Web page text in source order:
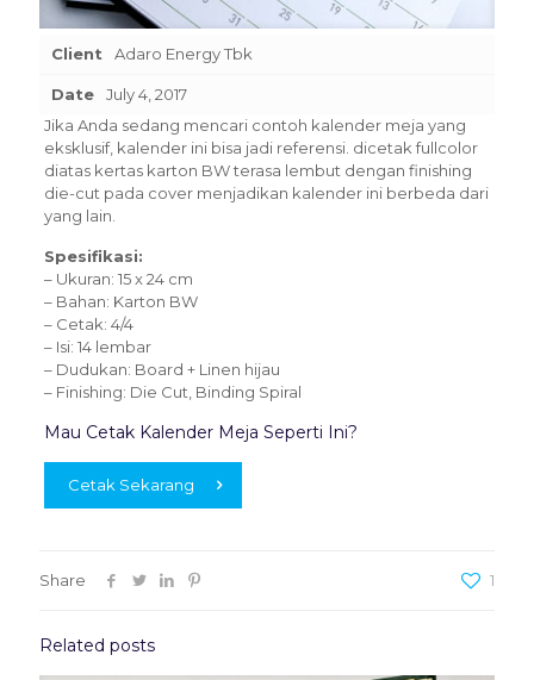
Client Adaro Energy Tbk
Date
July 4, 2017
Jika Anda sedang mencari contoh kalender meja yang
eksklusif, kalender ini bisa jadi referensi. dicetak fullcolor
diatas kertas karton BW terasa lembut dengan finishing
die-cut pada cover menjadikan kalender ini berbeda dari
yang lain.
Spesifikasi:
– Ukuran: 15 x 24 cm
– Bahan: Karton BW
– Cetak: 4/4
– Isi: 14 lembar
– Dudukan: Board + Linen hijau
– Finishing: Die Cut, Binding Spiral
Mau Cetak Kalender Meja Seperti Ini?
Cetak Sekarang
Share 1
Related posts